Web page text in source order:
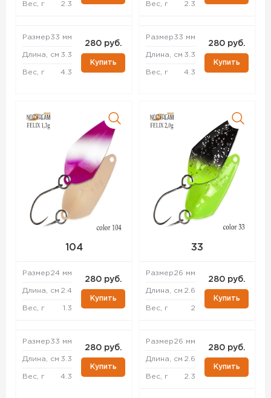
Вес, г 2.3
Размер33 мм
Длина, см 3.3
Вес, г 4.3
280 руб.
Купить
Вес, г 2.3
Размер33 мм
Длина, см 3.3
Вес, г 4.3
280 руб.
Купить
104
Размер24 мм
Длина, см 2.4
Вес, г 1.3
280 руб.
Купить
Размер33 мм
Длина, см 3.3
Вес, г 4.3
280 руб.
Купить
33
Размер26 мм
Длина, см 2.6
Вес, г 2
280 руб.
Купить
Размер26 мм
Длина, см 2.6
Вес, г 2.3
280 руб.
Купить